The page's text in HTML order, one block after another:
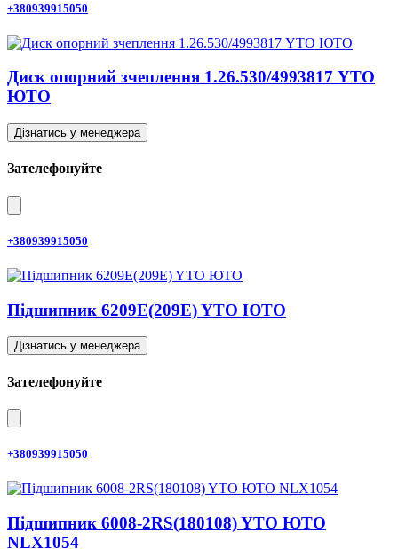
+380939915050
Диск опорний зчеплення 1.26.530/4993817 YTO
ЮТО
Дізнатись у менеджера
Зателефонуйте
+380939915050
Підшипник 6209E(209E) YTO ЮТО
Дізнатись у менеджера
Зателефонуйте
+380939915050
Підшипник 6008-2RS(180108) YTO ЮТО
NLX1054